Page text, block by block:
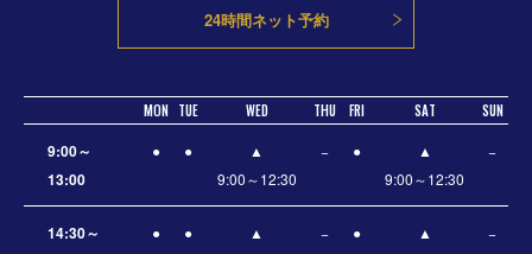
24時間ネット予約
MON TUE WED THU FRI SAT SUN
9:00～
13:00
● ●
▲
9:00～12:30
− ●
▲
9:00～12:30
−
14:30～
● ●
▲
− ●
▲
−